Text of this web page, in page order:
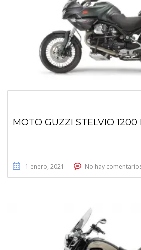
MOTO GUZZI STELVIO 1200
1 enero, 2021 No hay